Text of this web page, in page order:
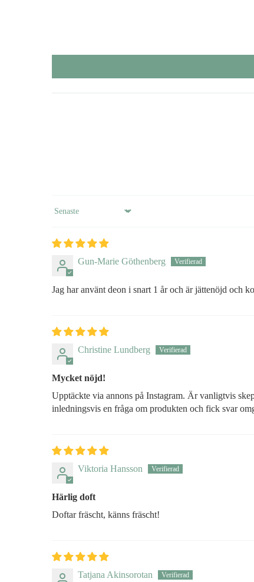
Sort by
Gun-Marie Göthenberg
Jag har använt deon i snart 1 år och är jättenöjd och
Christine Lundberg
Mycket nöjd!
Upptäckte via annons på Instagram. Är vanligtvis
inledningsvis en fråga om produkten och fick svar
Viktoria Hansson
Härlig doft
Doftar fräscht, känns fräscht!
Tatjana Akinsorotan